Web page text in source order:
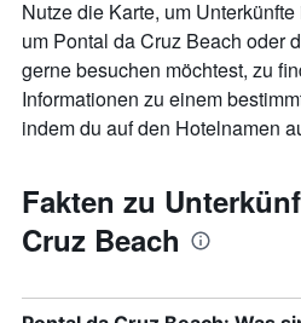
Nutze die Karte, um
um Pontal da Cruz Beach oder
gerne besuchen möchtest, zu
Informationen zu einem
indem du auf den Hotelnamen
Fakten zu
Cruz Beach